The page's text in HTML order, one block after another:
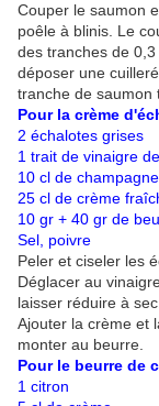
Couper le saumon
poêle à blinis. Le
des tranches de
déposer une
tranche de saumon
Pour la crème
2 échalotes grises
1 trait de vinaigre
10 cl de champagne
25 cl de crème
10 gr + 40 gr de
Sel, poivre
Peler et ciseler les
Déglacer au
laisser réduire à sec.
Ajouter la crème et
monter au beurre.
Pour le beurre de
1 citron